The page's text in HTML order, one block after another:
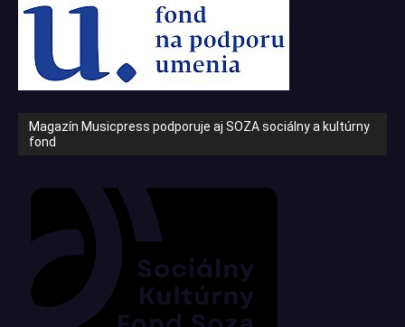
Magazín Musicpress podporuje aj SOZA sociálny a kultúrny
fond